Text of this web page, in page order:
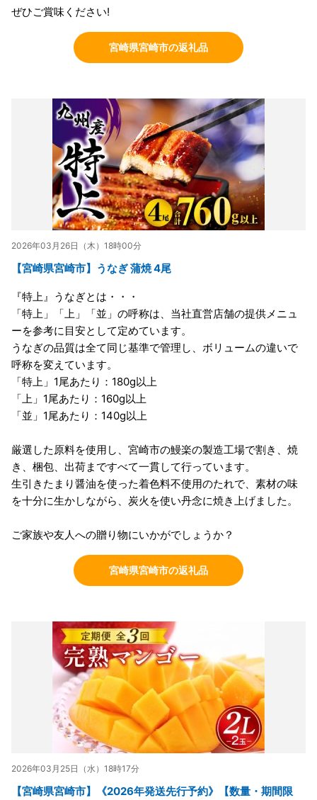
ぜひご賞味ください!
宮崎県宮崎市の返礼品
2026年03月26日（木）18時00分
【宮崎県宮崎市】うなぎ 蒲焼 4尾
『特上』うなぎとは・・・
「特上」「上」「並」の呼称は、当社直営店舗の提供メニュ
ーを参考に目安として定めています。
うなぎの品質は全て同じ基準で管理し、ボリュームの違いで
呼称を変えています。
「特上」1尾あたり：180g以上
「上」1尾あたり：160g以上
「並」1尾あたり：140g以上
厳選した原料を使用し、宮崎市の鰻楽の製造工場で割き、焼
き、梱包、出荷まですべて一貫して行っています。
生引きたまり醤油を使った着色料不使用のたれで、素材の味
を十分に生かしながら、炭火を使い丹念に焼き上げました。
ご家族や友人への贈り物にいかがでしょうか？
宮崎県宮崎市の返礼品
2026年03月25日（水）18時17分
【宮崎県宮崎市】《2026年発送先行予約》【数量・期間限